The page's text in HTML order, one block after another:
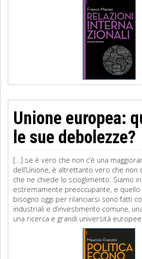
Unione europea:
le sue debolezze?
[…] se è vero che non c’è una
dell’Unione, è altrettanto vero che non
che ne chiede lo scioglimento. Siamo
estremamente preoccupante, e quello
bisogno oggi per rilanciarsi sono fatti
industriali e d’investimento comune,
una ricerca e grandi università